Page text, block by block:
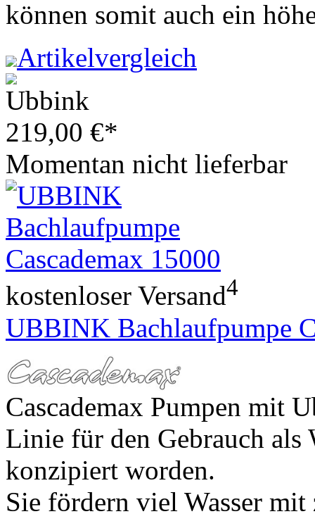
können somit auch ein
Artikelvergleich
219,00 €*
Momentan nicht lieferbar
kostenloser Versand4
UBBINK Bachlaufpumpe
Cascademax Pumpen mit
Linie für den Gebrauch als
konzipiert worden.
Sie fördern viel Wasser